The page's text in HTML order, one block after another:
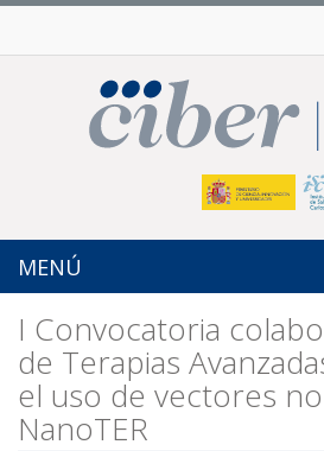
MENÚ
I Convocatoria
de Terapias
el uso de vectores
NanoTER